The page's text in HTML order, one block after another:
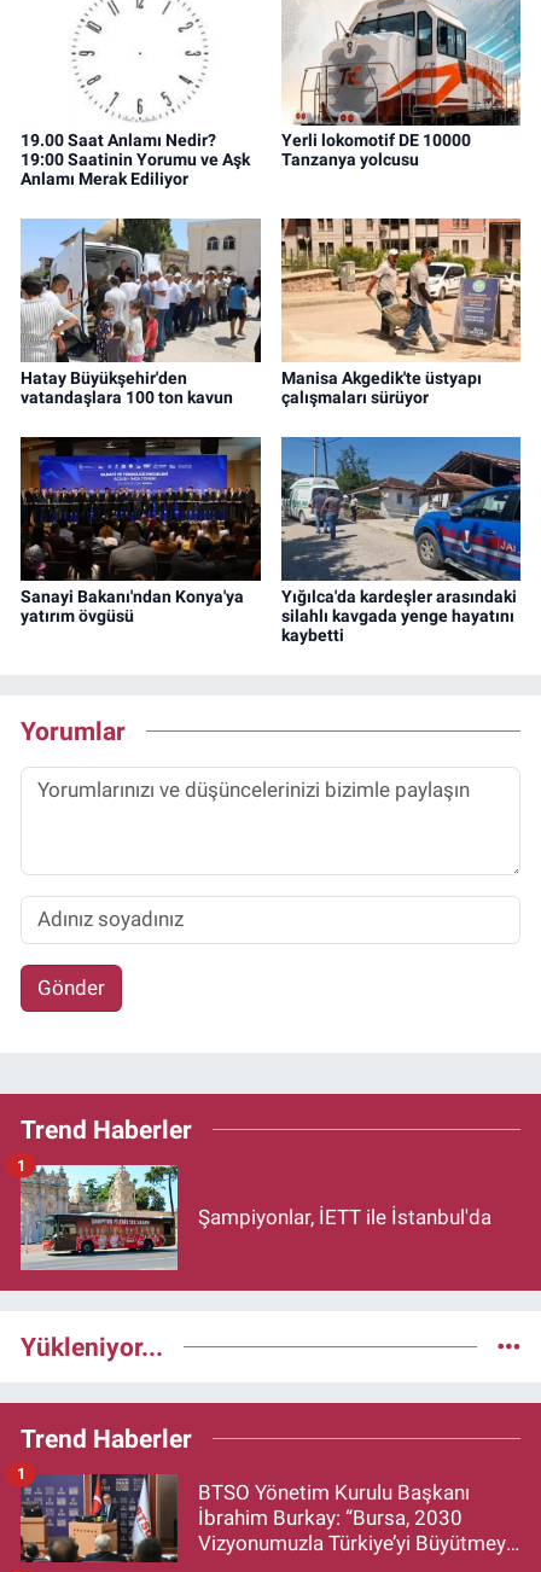
19.00 Saat Anlamı Nedir?
19:00 Saatinin Yorumu ve Aşk
Anlamı Merak Ediliyor
Yerli lokomotif DE 10000
Tanzanya yolcusu
Hatay Büyükşehir'den
vatandaşlara 100 ton kavun
Manisa Akgedik'te üstyapı
çalışmaları sürüyor
Sanayi Bakanı'ndan Konya'ya
yatırım övgüsü
Yığılca'da kardeşler arasındaki
silahlı kavgada yenge hayatını
kaybetti
Yorumlar
Gönder
Trend Haberler
Şampiyonlar, İETT ile İstanbul'da
1
Yükleniyor...
Trend Haberler
BTSO Yönetim Kurulu Başkanı
İbrahim Burkay: “Bursa, 2030
Vizyonumuzla Türkiye’yi Büyütmeye
1